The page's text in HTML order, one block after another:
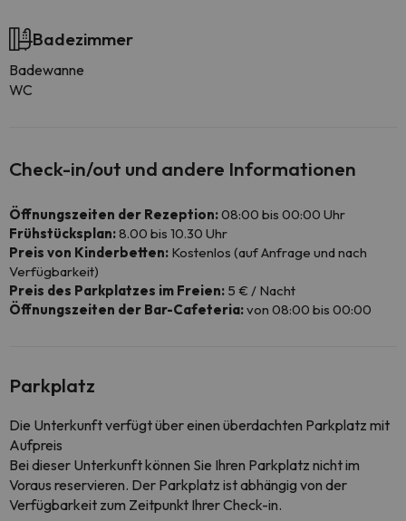
Badezimmer
Badewanne
WC
Check-in/out und andere Informationen
Öffnungszeiten der Rezeption:08:00 bis 00:00 Uhr
Frühstücksplan:8.00 bis 10.30 Uhr
Preis von Kinderbetten: Kostenlos (auf Anfrage und nach
Verfügbarkeit)
Preis des Parkplatzes im Freien: 5 € / Nacht
Öffnungszeiten der Bar-Cafeteria:von 08:00 bis 00:00
Parkplatz
Die Unterkunft verfügt über einen überdachten Parkplatz mit
Aufpreis
Bei dieser Unterkunft können Sie Ihren Parkplatz nicht im
Voraus reservieren. Der Parkplatz ist abhängig von der
Verfügbarkeit zum Zeitpunkt Ihrer Check-in.